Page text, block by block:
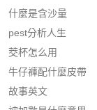
什麼是含沙量
pest分析人生
茭杯怎么用
牛仔褲配什麼皮帶
故事英文